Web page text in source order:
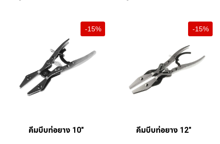
-15%
คีมบีบท่อยาง 10″
-15%
คีมบีบท่อยาง 12″